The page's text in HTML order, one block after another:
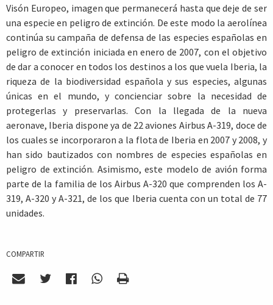
Visón Europeo, imagen que permanecerá hasta que deje de ser
una especie en peligro de extinción. De este modo la aerolínea
continúa su campaña de defensa de las especies españolas en
peligro de extinción iniciada en enero de 2007, con el objetivo
de dar a conocer en todos los destinos a los que vuela Iberia, la
riqueza de la biodiversidad española y sus especies, algunas
únicas en el mundo, y concienciar sobre la necesidad de
protegerlas y preservarlas. Con la llegada de la nueva
aeronave, Iberia dispone ya de 22 aviones Airbus A-319, doce de
los cuales se incorporaron a la flota de Iberia en 2007 y 2008, y
han sido bautizados con nombres de especies españolas en
peligro de extinción. Asimismo, este modelo de avión forma
parte de la familia de los Airbus A-320 que comprenden los A-
319, A-320 y A-321, de los que Iberia cuenta con un total de 77
unidades.
COMPARTIR